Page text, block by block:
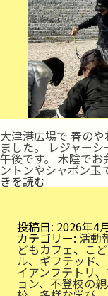
大津港広場で 春の
ました。 レジャー
午後です。 木陰で
ントンやシャボン
きを読むピ
ク
ク
日
和
投稿日: 2026年4
カテゴリー: 活動
どもカフェ、 こ
ル、 ギフテッド、
イアンフテトリ、
ョン、 不登校の親